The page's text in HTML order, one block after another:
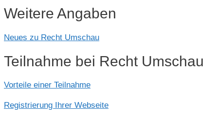
Weitere Angaben
Neues zu Recht Umschau
Teilnahme bei Recht Umschau
Vorteile einer Teilnahme
Registrierung Ihrer Webseite